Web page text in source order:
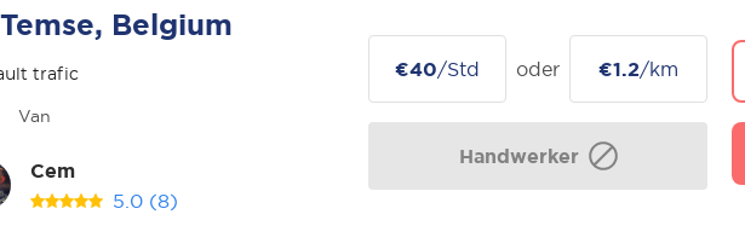
Temse, Belgium
trafic
Van
Cem
5.0 (8)
€40/Std oder €1.2/km
Handwerker